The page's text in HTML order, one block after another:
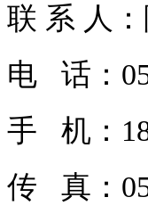
联 系 人
电 话：
手 机：
传 真：